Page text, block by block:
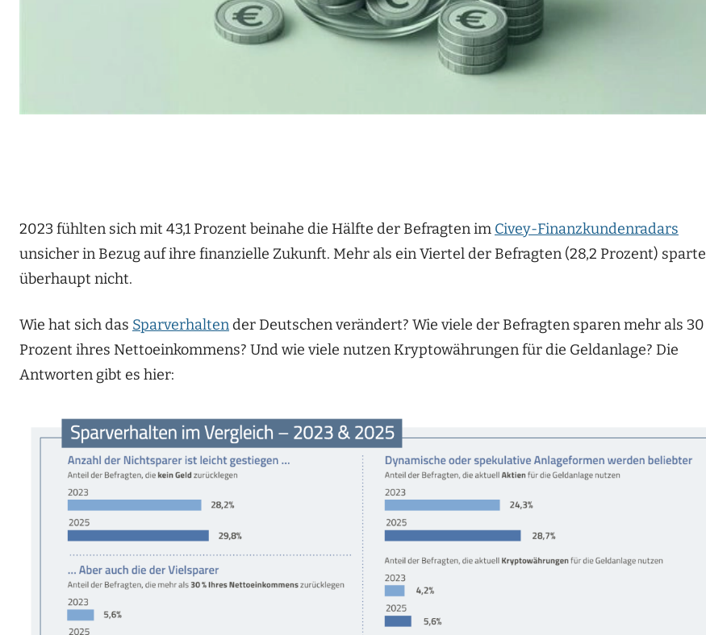
2023 fühlten sich mit 43,1 Prozent beinahe die Hälfte der Befragten im Civey-Finanzkundenradars
unsicher in Bezug auf ihre finanzielle Zukunft. Mehr als ein Viertel der Befragten (28,2 Prozent) sparte
überhaupt nicht.
Wie hat sich das Sparverhaltender Deutschen verändert? Wie viele der Befragten sparen mehr als 30
Prozent ihres Nettoeinkommens? Und wie viele nutzen Kryptowährungen für die Geldanlage? Die
Antworten gibt es hier: